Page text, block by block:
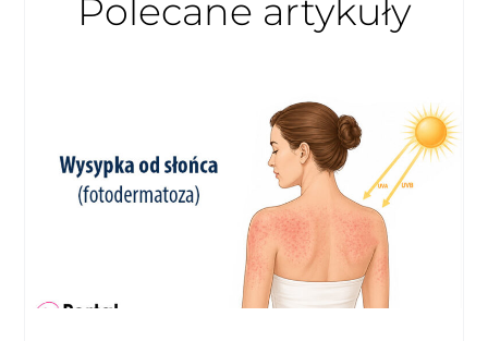
Polecane artykuły